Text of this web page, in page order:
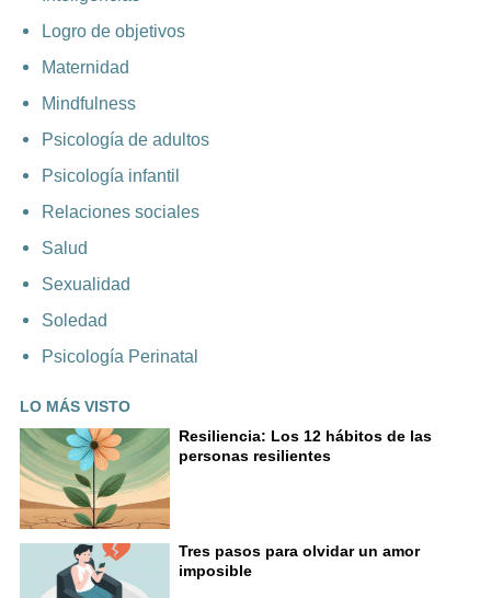
Logro de objetivos
Maternidad
Mindfulness
Psicología de adultos
Psicología infantil
Relaciones sociales
Salud
Sexualidad
Soledad
Psicología Perinatal
LO MÁS VISTO
Resiliencia: Los 12 hábitos de las
personas resilientes
Tres pasos para olvidar un amor
imposible